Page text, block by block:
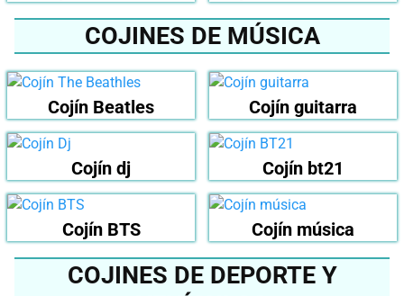
COJINES DE MÚSICA
Cojín Beatles Cojín guitarra
Cojín dj Cojín bt21
Cojín BTS Cojín música
COJINES DE DEPORTE Y